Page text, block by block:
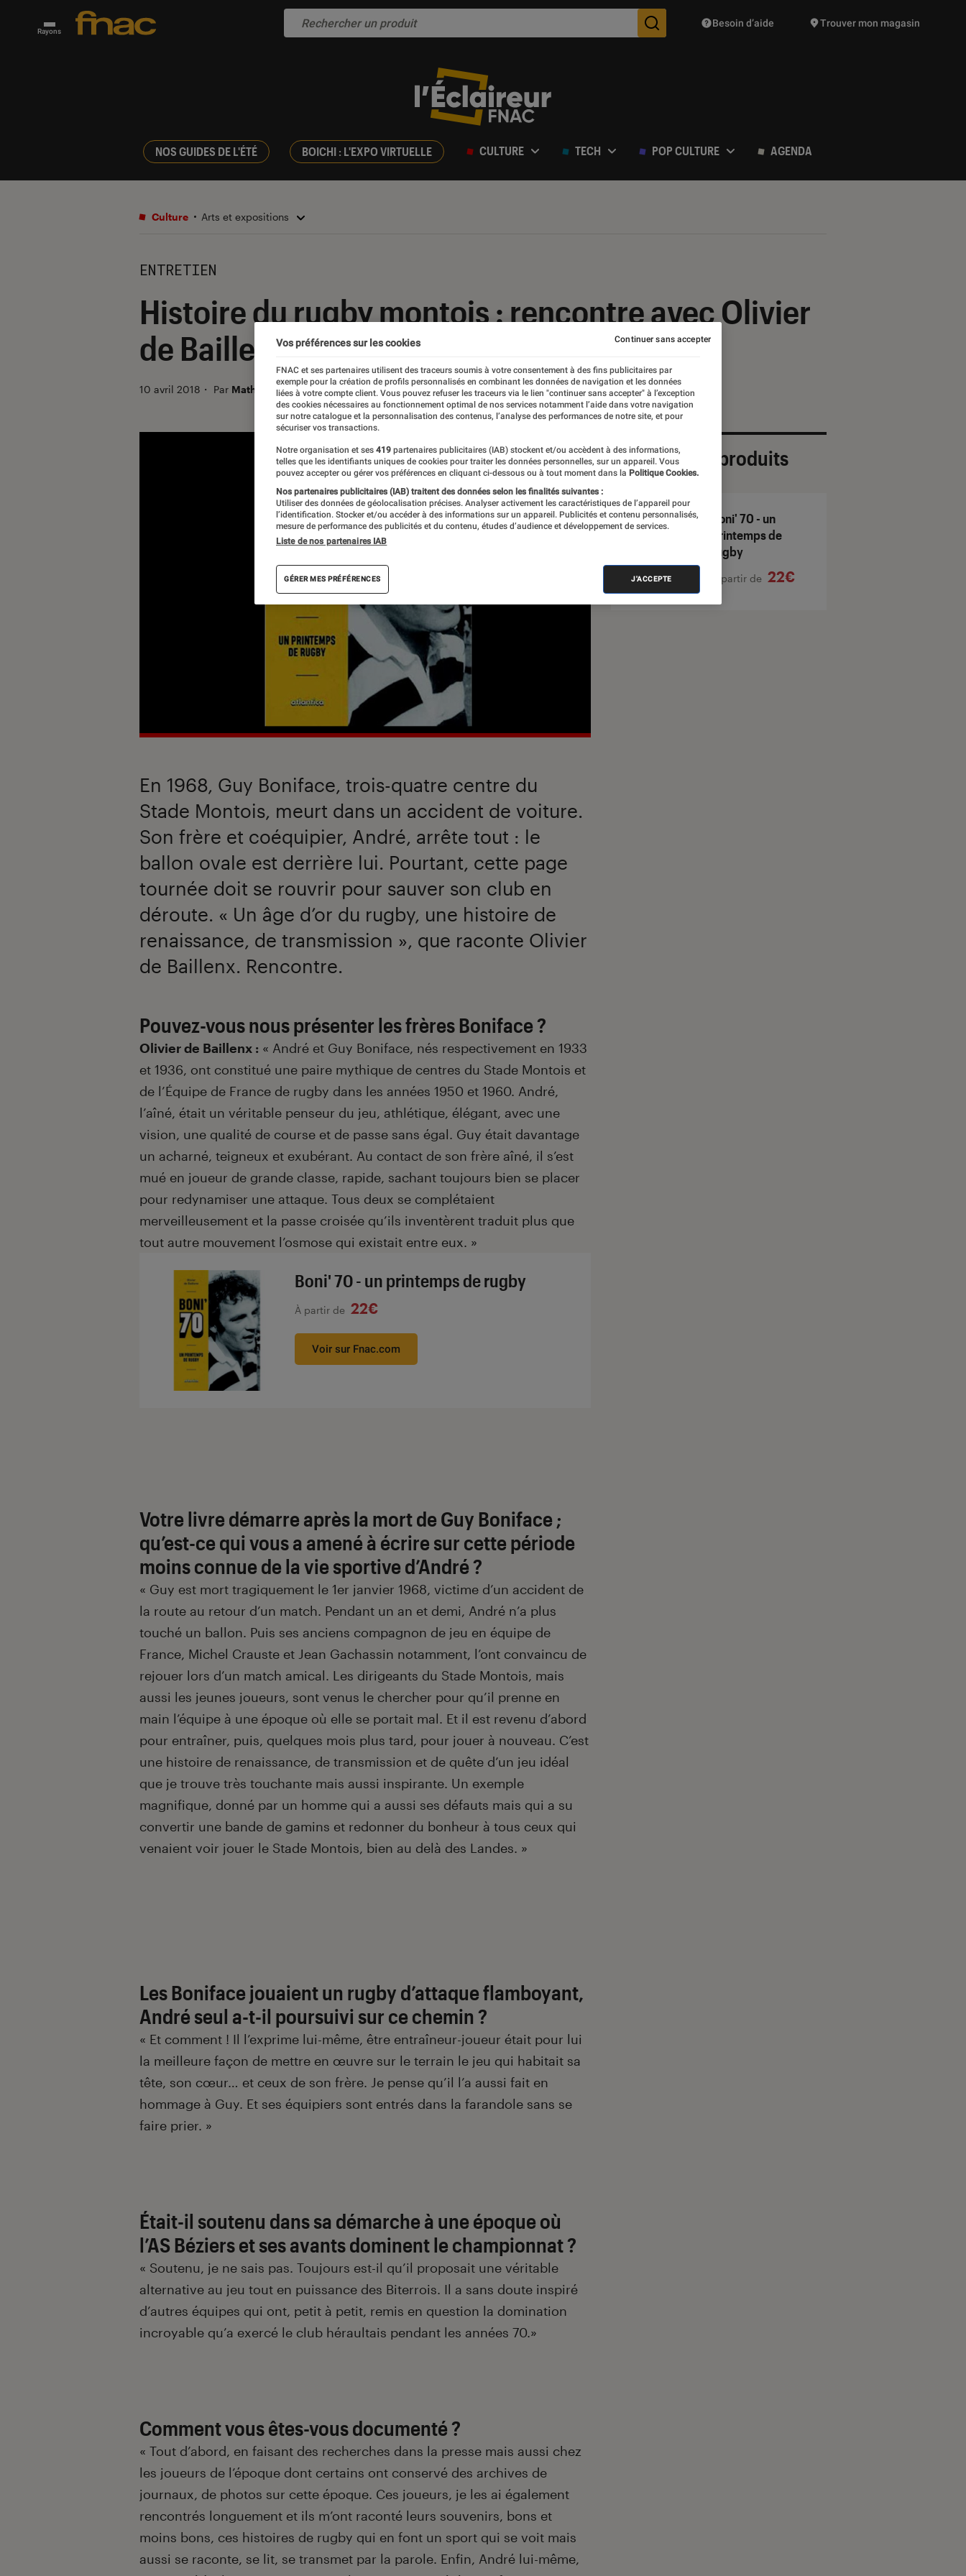
Rayons Des suggestions de produits vont vous être proposées
Besoin d’aide Trouver mon magasin
NOS GUIDES DE L'ÉTÉ BOICHI : L'EXPO VIRTUELLE CULTURE TECH POP CULTURE AGENDA
Culture Arts et expositions
ENTRETIEN
Histoire du rugby montois : rencontre avec Olivier
de Baillenx
10 avril 2018 ・ Par Mathilde1
En 1968, Guy Boniface, trois-quatre centre du
Stade Montois, meurt dans un accident de voiture.
Son frère et coéquipier, André, arrête tout : le
ballon ovale est derrière lui. Pourtant, cette page
tournée doit se rouvrir pour sauver son club en
déroute. « Un âge d’or du rugby, une histoire de
renaissance, de transmission », que raconte Olivier
de Baillenx. Rencontre.
Pouvez-vous nous présenter les frères Boniface ?
Olivier de Baillenx : « André et Guy Boniface, nés respectivement en 1933
et 1936, ont constitué une paire mythique de centres du Stade Montois et
de l’Équipe de France de rugby dans les années 1950 et 1960. André,
l’aîné, était un véritable penseur du jeu, athlétique, élégant, avec une
vision, une qualité de course et de passe sans égal. Guy était davantage
un acharné, teigneux et exubérant. Au contact de son frère aîné, il s’est
mué en joueur de grande classe, rapide, sachant toujours bien se placer
pour redynamiser une attaque. Tous deux se complétaient
merveilleusement et la passe croisée qu’ils inventèrent traduit plus que
tout autre mouvement l’osmose qui existait entre eux. »
Boni' 70 - un printemps de rugby
À partir de 22€
Voir sur Fnac.com
Votre livre démarre après la mort de Guy Boniface ;
qu’est-ce qui vous a amené à écrire sur cette période
moins connue de la vie sportive d’André ?
« Guy est mort tragiquement le 1er janvier 1968, victime d’un accident de
la route au retour d’un match. Pendant un an et demi, André n’a plus
touché un ballon. Puis ses anciens compagnon de jeu en équipe de
France, Michel Crauste et Jean Gachassin notamment, l’ont convaincu de
rejouer lors d’un match amical. Les dirigeants du Stade Montois, mais
aussi les jeunes joueurs, sont venus le chercher pour qu’il prenne en
main l’équipe à une époque où elle se portait mal. Et il est revenu d’abord
pour entraîner, puis, quelques mois plus tard, pour jouer à nouveau. C’est
une histoire de renaissance, de transmission et de quête d’un jeu idéal
que je trouve très touchante mais aussi inspirante. Un exemple
magnifique, donné par un homme qui a aussi ses défauts mais qui a su
convertir une bande de gamins et redonner du bonheur à tous ceux qui
venaient voir jouer le Stade Montois, bien au delà des Landes. »
Les Boniface jouaient un rugby d’attaque flamboyant,
André seul a-t-il poursuivi sur ce chemin ?
« Et comment ! Il l’exprime lui-même, être entraîneur-joueur était pour lui
la meilleure façon de mettre en œuvre sur le terrain le jeu qui habitait sa
tête, son cœur… et ceux de son frère. Je pense qu’il l’a aussi fait en
hommage à Guy. Et ses équipiers sont entrés dans la farandole sans se
faire prier. »
Était-il soutenu dans sa démarche à une époque où
l’AS Béziers et ses avants dominent le championnat ?
« Soutenu, je ne sais pas. Toujours est-il qu’il proposait une véritable
alternative au jeu tout en puissance des Biterrois. Il a sans doute inspiré
d’autres équipes qui ont, petit à petit, remis en question la domination
incroyable qu’a exercé le club héraultais pendant les années 70.»
Comment vous êtes-vous documenté ?
« Tout d’abord, en faisant des recherches dans la presse mais aussi chez
les joueurs de l’époque dont certains ont conservé des archives de
journaux, de photos sur cette époque. Ces joueurs, je les ai également
rencontrés longuement et ils m’ont raconté leurs souvenirs, bons et
moins bons, ces histoires de rugby qui en font un sport qui se voit mais
aussi se raconte, se lit, se transmet par la parole. Enfin, André lui-même,
Sélection de produits
Boni' 70 - un
printemps de
rugby
À partir de 22€
Vos préférences sur les cookies
FNAC et ses partenaires utilisent des traceurs soumis à votre consentement à des fins publicitaires par
exemple pour la création de profils personnalisés en combinant les données de navigation et les données
liées à votre compte client. Vous pouvez refuser les traceurs via le lien "continuer sans accepter" à l’exception
des cookies nécessaires au fonctionnement optimal de nos services notamment l’aide dans votre navigation
sur notre catalogue et la personnalisation des contenus, l’analyse des performances de notre site, et pour
sécuriser vos transactions.
Notre organisation et ses 419 partenaires publicitaires (IAB) stockent et/ou accèdent à des informations,
telles que les identifiants uniques de cookies pour traiter les données personnelles, sur un appareil. Vous
pouvez accepter ou gérer vos préférences en cliquant ci-dessous ou à tout moment dans la Politique Cookies.
Nos partenaires publicitaires (IAB) traitent des données selon les finalités suivantes :
Utiliser des données de géolocalisation précises. Analyser activement les caractéristiques de l’appareil pour
l’identification. Stocker et/ou accéder à des informations sur un appareil. Publicités et contenu personnalisés,
mesure de performance des publicités et du contenu, études d’audience et développement de services.
Liste de nos partenaires IAB
GÉRER MES PRÉFÉRENCES J'ACCEPTE
Continuer sans accepter